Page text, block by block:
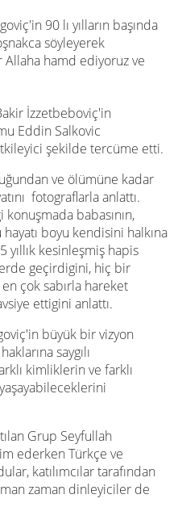
90 lı yılların başında
söyleyerek
Allaha hamd ediyoruz ve
İzzetbeboviç'in
Eddin Salkovic
şekilde tercüme etti.
ve ölümüne kadar
fotograflarla anlattı.
babasının,
boyu kendisini halkına
yıllık kesinleşmiş hapis
geçirdigini, hiç bir
çok sabırla hareket
ettigini anlattı.
büyük bir vizyon
saygılı
kimliklerin ve farklı
Grup Seyfullah
ederken Türkçe ve
katılımcılar tarafından
zaman dinleyiciler de